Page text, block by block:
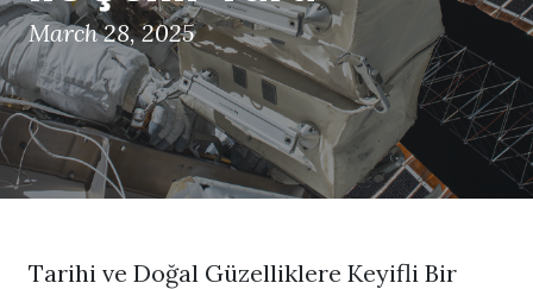
March 28, 2025
Tarihi ve Doğal Güzelliklere Keyifli Bir